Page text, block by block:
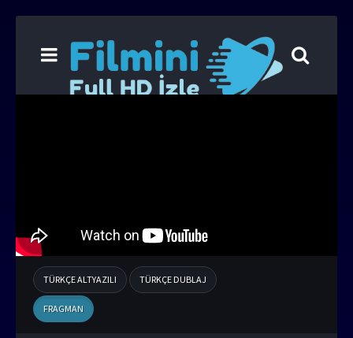
TÜRKÇE ALTYAZILI TÜRKÇE DUBLAJ
FRAGMAN